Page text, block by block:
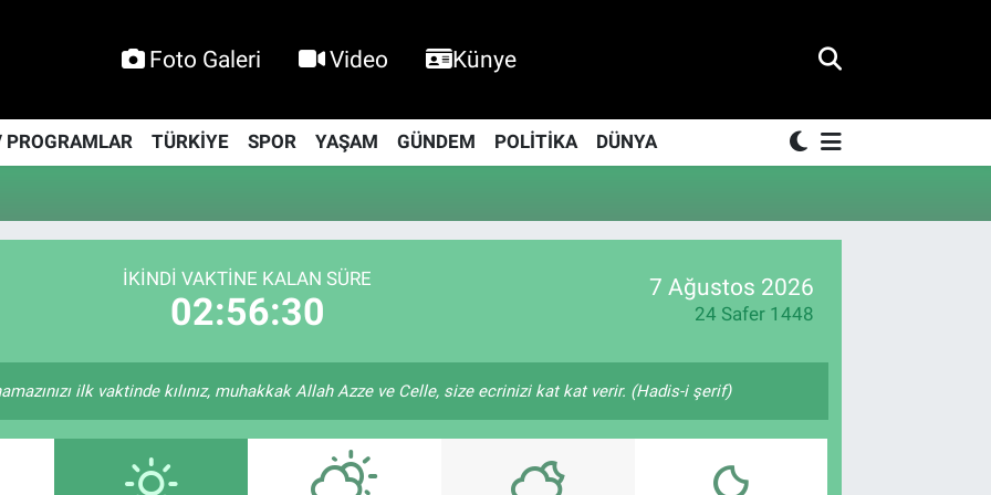
Foto Galeri Video Künye
PROGRAMLAR TÜRKİYE SPOR YAŞAM GÜNDEM POLİTİKA DÜNYA
İKINDI VAKTINE KALAN SÜRE
02:56:29
7 Ağustos 2026
24 Safer 1448
ilk vaktinde kılınız, muhakkak Allah Azze ve Celle, size ecrinizi kat kat verir. (Hadis-i şerif)